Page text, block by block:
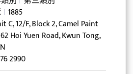
1885
C, 12/F, Block 2, Camel Paint
Hoi Yuen Road, Kwun Tong,
2990